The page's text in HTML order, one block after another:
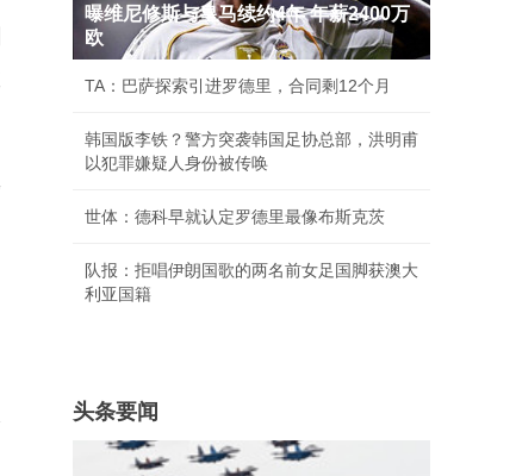
曝维尼修斯与皇马续约4年 年薪2400万
欧
TA：巴萨探索引进罗德里，合同剩12个月
韩国版李铁？警方突袭韩国足协总部，洪明甫
以犯罪嫌疑人身份被传唤
世体：德科早就认定罗德里最像布斯克茨
队报：拒唱伊朗国歌的两名前女足国脚获澳大
利亚国籍
头条要闻